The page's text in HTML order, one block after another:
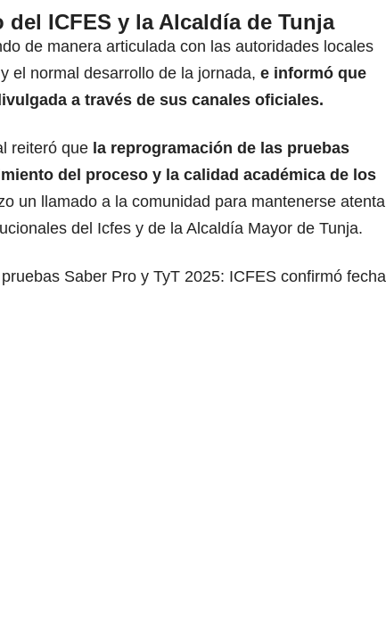
ICFES y la Alcaldía de Tunja
de manera articulada con las autoridades locales
el normal desarrollo de la jornada, e informó que
a través de sus canales oficiales.
reiteró que la reprogramación de las pruebas
del proceso y la calidad académica de los
un llamado a la comunidad para mantenerse atenta
del Icfes y de la Alcaldía Mayor de Tunja.
Saber Pro y TyT 2025: ICFES confirmó fecha